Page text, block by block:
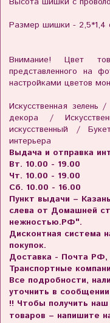
Размер шишки -
Внимание! Цвет
представленного на
настройками цветов
Искусственная
декора /
искусственный /
интерьера
Выдача и отправка
Вт. 10.00 - 19.00
Чт. 10.00 - 19.00
Сб. 10.00 - 16.00
Пункт выдачи –
слева от Домашней
нежностью.РФ".
Дисконтная система
покупок.
Доставка - Почта РФ,
Транспортные
Все подробности,
уточнить в сообщении
!! Чтобы получить
товаров – напишите